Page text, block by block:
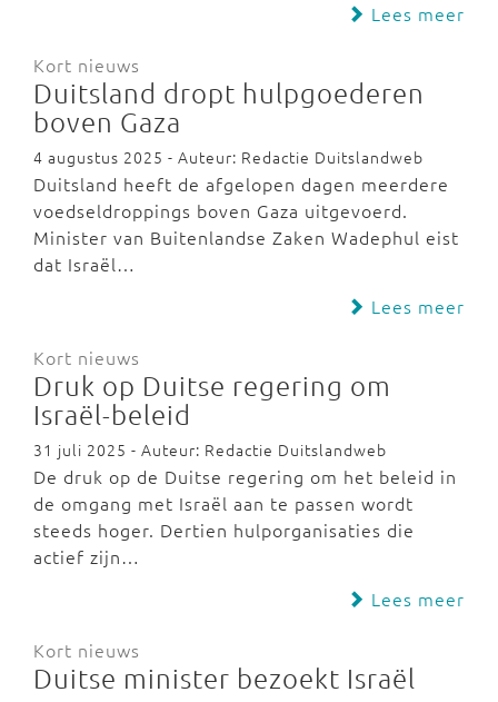
Lees meer
Kort nieuws
Duitsland dropt hulpgoederen
boven Gaza
4 augustus 2025 - Auteur: Redactie Duitslandweb
Duitsland heeft de afgelopen dagen meerdere
voedseldroppings boven Gaza uitgevoerd.
Minister van Buitenlandse Zaken Wadephul eist
dat Israël…
Lees meer
Kort nieuws
Druk op Duitse regering om
Israël-beleid
31 juli 2025 - Auteur: Redactie Duitslandweb
De druk op de Duitse regering om het beleid in
de omgang met Israël aan te passen wordt
steeds hoger. Dertien hulporganisaties die
actief zijn…
Lees meer
Kort nieuws
Duitse minister bezoekt Israël